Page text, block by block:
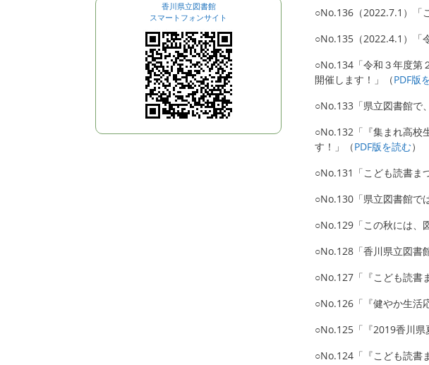
○No.136（2022.7.1）「
○No.135（2022.4.1）「
○No.134「令和３年度第
開催します！」（PDF版
○No.133「県立図書館で
○No.132「『集まれ高校
す！」（PDF版を読む）
○No.131「こども読書ま
○No.130「県立図書館で
○No.129「この秋には、
○No.128「香川県立図書
○No.127「『こども読書
○No.126「『健やか生活
○No.125「『2019香川県
○No.124「『こども読書
香川県立図書館
スマートフォンサイト